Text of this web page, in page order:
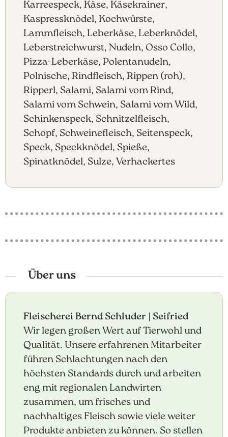
Karreespeck, Käse, Käsekrainer,
Kaspressknödel, Kochwürste,
Lammfleisch, Leberkäse, Leberknödel,
Leberstreichwurst, Nudeln, Osso Collo,
Pizza-Leberkäse, Polentanudeln,
Polnische, Rindfleisch, Rippen (roh),
Ripperl, Salami, Salami vom Rind,
Salami vom Schwein, Salami vom Wild,
Schinkenspeck, Schnitzelfleisch,
Schopf, Schweinefleisch, Seitenspeck,
Speck, Speckknödel, Spieße,
Spinatknödel, Sulze, Verhackertes
Über uns
Fleischerei Bernd Schluder | Seifried
Wir legen großen Wert auf Tierwohl und
Qualität. Unsere erfahrenen Mitarbeiter
führen Schlachtungen nach den
höchsten Standards durch und arbeiten
eng mit regionalen Landwirten
zusammen, um frisches und
nachhaltiges Fleisch sowie viele weiter
Produkte anbieten zu können. So stellen